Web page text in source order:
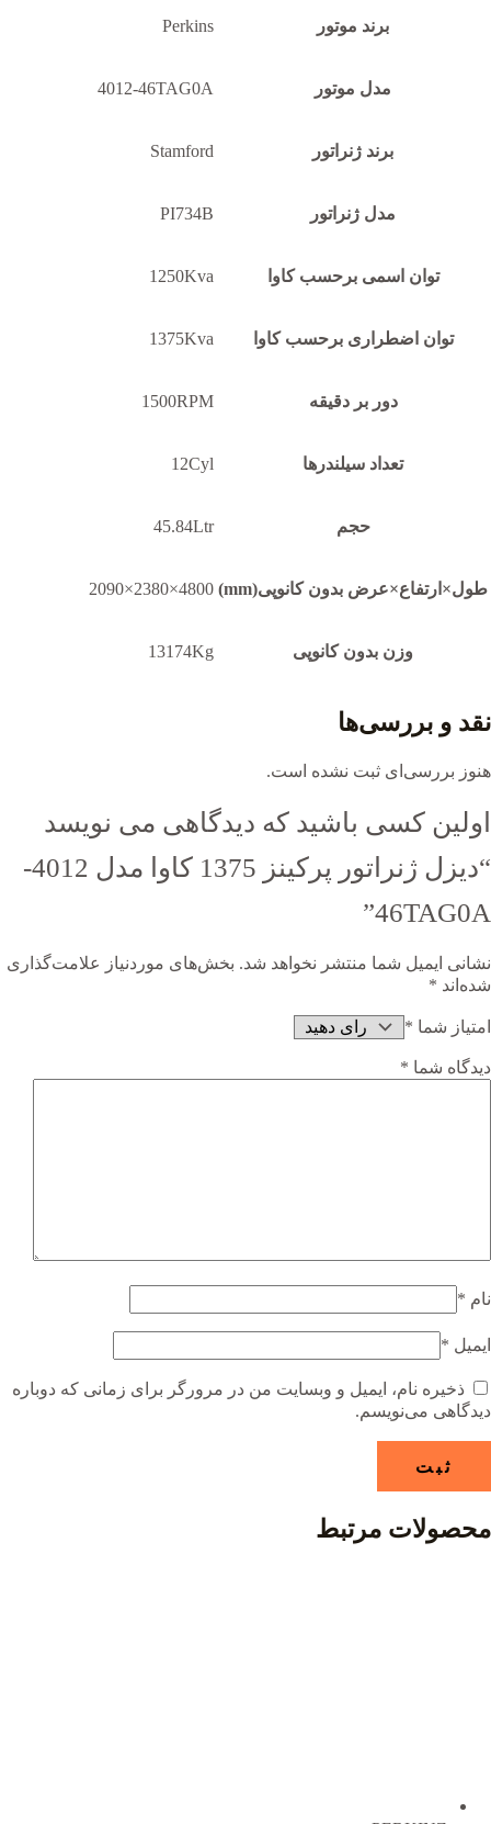
برند موتور Perkins
مدل موتور 4012-46TAG0A
برند ژنراتور Stamford
مدل ژنراتور PI734B
توان اسمی برحسب کاوا 1250Kva
توان اضطراری برحسب کاوا 1375Kva
دور بر دقیقه 1500RPM
تعداد سیلندرها 12Cyl
حجم 45.84Ltr
طول×ارتفاع×عرض بدون کانوپی(mm) 4800×2380×2090
وزن بدون کانوپی 13174Kg
نقد و بررسی‌ها
هنوز بررسی‌ای ثبت نشده است.
اولین کسی باشید که دیدگاهی می نویسد
“دیزل ژنراتور پرکینز 1375 کاوا مدل 4012-
46TAG0A”
نشانی ایمیل شما منتشر نخواهد شد. بخش‌های موردنیاز علامت‌گذاری
شده‌اند *
امتیاز شما *
دیدگاه شما *
نام *
ایمیل *
ذخیره نام، ایمیل و وبسایت من در مرورگر برای زمانی که دوباره
دیدگاهی می‌نویسم.
محصولات مرتبط